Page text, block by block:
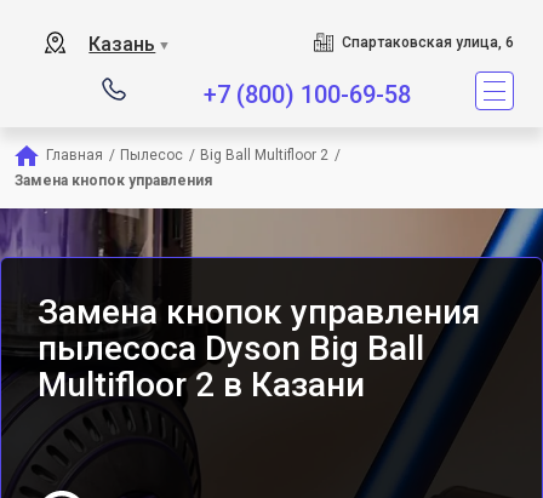
Казань ▼ Спартаковская улица, 6
+7 (800) 100-69-58
Главная / Пылесос / Big Ball Multifloor 2 /
Замена кнопок управления
Замена кнопок управления
пылесоса Dyson Big Ball
Multifloor 2 в Казани